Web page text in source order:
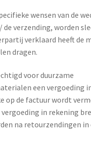
wensen van de
verzending, worden
verklaard heeft de
dragen.
voor duurzame
een vergoeding
op de factuur wordt
in rekening
na retourzendingen in